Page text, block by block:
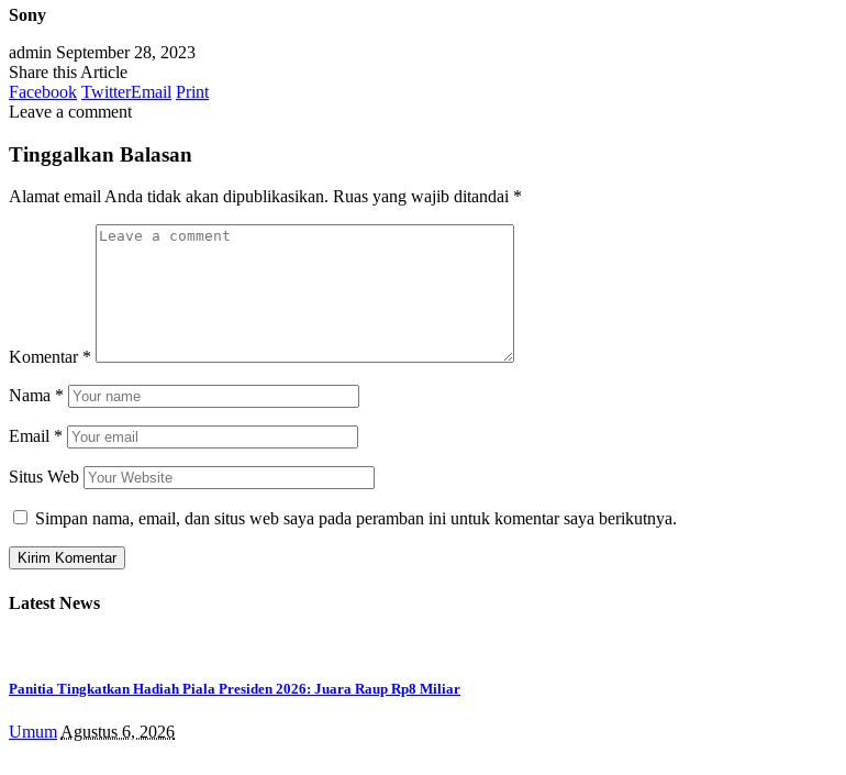
Sony
admin September 28, 2023
Share this Article
Facebook TwitterEmail Print
Leave a comment
Tinggalkan Balasan
Alamat email Anda tidak akan dipublikasikan. Ruas yang wajib ditandai *
Komentar *
Nama *
Email *
Situs Web
Simpan nama, email, dan situs web saya pada peramban ini untuk komentar saya berikutnya.
Latest News
Panitia Tingkatkan Hadiah Piala Presiden 2026: Juara Raup Rp8 Miliar
Umum Agustus 6, 2026